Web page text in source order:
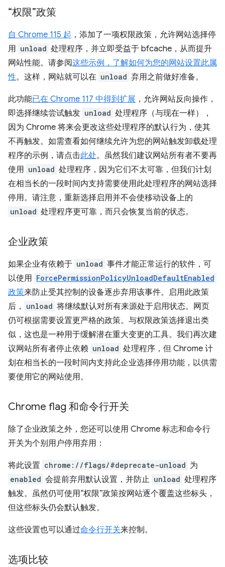
“权限”政策
自 Chrome 115 起 ，添加了一项权限政策，允许网站选择停
用 unload 处理程序，并立即受益于 bfcache，从而提升
网站性能。请参阅这些示例，了解如何为您的网站设置此属
性。这样，网站就可以在 unload 弃用之前做好准备。
此功能已在 Chrome 117 中得到扩展 ，允许网站反向操作，
即选择继续尝试触发 unload 处理程序（与现在一样），
因为 Chrome 将来会更改这些处理程序的默认行为，使其
不再触发。如需查看如何继续允许为您的网站触发卸载处理
程序的示例，请点击此处。虽然我们建议网站所有者不要再
使用 unload 处理程序，因为它们不太可靠，但我们计划
在相当长的一段时间内支持需要使用此处理程序的网站选择
停用。请注意，重新选择启用并不会使移动设备上的
unload 处理程序更可靠，而只会恢复当前的状态。
企业政策
如果企业有依赖于 unload 事件才能正常运行的软件，可
以使用 ForcePermissionPolicyUnloadDefaultEnabled
政策来防止受其控制的设备逐步弃用该事件。启用此政策
后，
unload 将继续默认对所有来源处于启用状态。网页
仍可根据需要设置更严格的政策。与权限政策选择退出类
似，这也是一种用于缓解潜在重大变更的工具。我们再次建
议网站所有者停止依赖 unload 处理程序，但 Chrome 计
划在相当长的一段时间内支持此企业选择停用功能，以供需
要使用它的网站使用。
Chrome flag 和命令行开关
除了企业政策之外，您还可以使用 Chrome 标志和命令行
开关为个别用户停用弃用：
将此设置 chrome://flags/#deprecate-unload 为
enabled 会提前弃用默认设置，并防止 unload 处理程序
触发。虽然仍可使用“权限”政策按网站逐个覆盖这些标头，
但这些标头仍会默认触发。
这些设置也可以通过命令行开关来控制。
选项比较